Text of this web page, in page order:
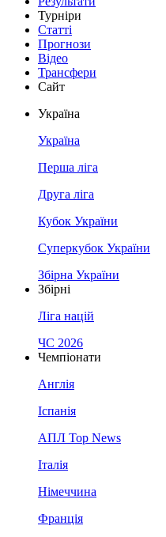
Турніри
Статті
Прогнози
Відео
Трансфери
Сайт
Україна
Україна
Перша ліга
Друга ліга
Кубок України
Суперкубок України
Збірна України
Збірні
Ліга націй
ЧС 2026
Чемпіонати
Англія
Іспанія
АПЛ Top News
Італія
Німеччина
Франція